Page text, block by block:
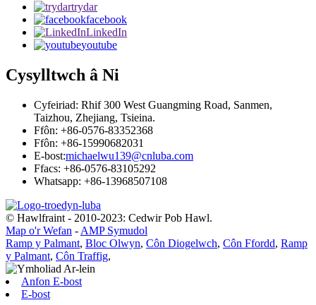
trydar
facebook
LinkedIn
youtube
Cysylltwch â Ni
Cyfeiriad: Rhif 300 West Guangming Road, Sanmen,
Taizhou, Zhejiang, Tsieina.
Ffôn: +86-0576-83352368
Ffôn: +86-15990682031
E-bost:michaelwu139@cnluba.com
Ffacs: +86-0576-83105292
Whatsapp: +86-13968507108
© Hawlfraint - 2010-2023: Cedwir Pob Hawl.
Map o'r Wefan - AMP Symudol
Ramp y Palmant, Bloc Olwyn, Côn Diogelwch, Côn Ffordd, Ramp
y Palmant, Côn Traffig,
Anfon E-bost
E-bost